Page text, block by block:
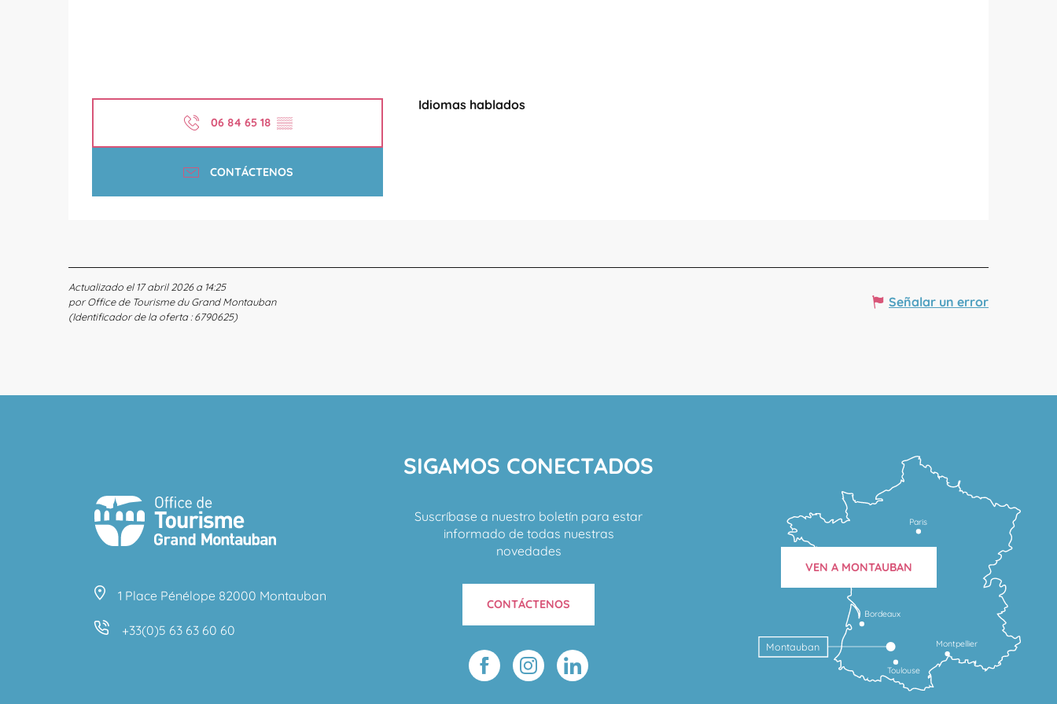
06 84 65 18 ▒▒
CONTÁCTENOS
Idiomas hablados
Idiomas hablados
Actualizado el 17 abril 2026 a 14:25
por Office de Tourisme du Grand Montauban
(Identificador de la oferta :6790625)
Señalar un error
1 Place Pénélope 82000 Montauban
+33(0)5 63 63 60 60
SIGAMOS CONECTADOS
Suscríbase a nuestro boletín para estar
informado de todas nuestras
novedades
CONTÁCTENOS
Toulouse
Montpellier
Bordeaux
Montauban
Paris
VEN A MONTAUBAN